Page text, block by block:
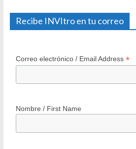
Recibe INVItro en tu correo
Correo electrónico / Email Address *
Nombre / First Name